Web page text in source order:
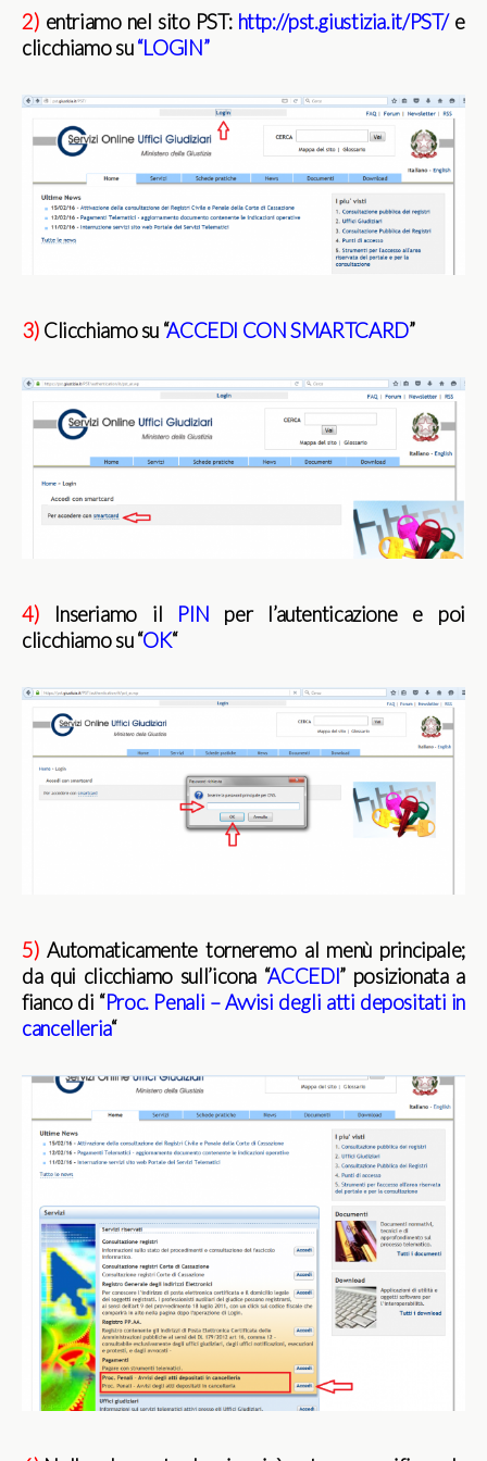
2) entriamo nel sito PST: http://pst.giustizia.it/PST/e
clicchiamo su“LOGIN”
3) Clicchiamo su “ACCEDI CON SMARTCARD”
4) Inseriamo il PIN per l’autenticazione e poi
clicchiamo su “OK“
5) Automaticamente torneremo al menù principale;
da qui clicchiamo sull’icona “ACCEDI” posizionata a
fianco di “Proc. Penali – Avvisi degli atti depositati in
cancelleria“